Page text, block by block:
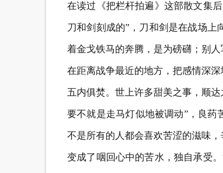
在读过《把栏杆拍遍》这部散文集
刀和剑刻成的”，刀和剑是在战场
着金戈铁马的奔腾，是为磅礴；别
在距离战争最近的地方，把感情深深
五内俱焚。世上许多甜美之事，顺
要不就是走马灯似地被调动”，良药
不是所有的人都会喜欢苦涩的滋味
变成了咽回心中的苦水，独自承受